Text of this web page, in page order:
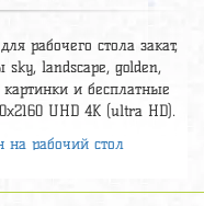
рабочего стола закат,
sky, landscape, golden,
и бесплатные
UHD 4К (ultra HD).
на рабочий стол
закат небо с облаками